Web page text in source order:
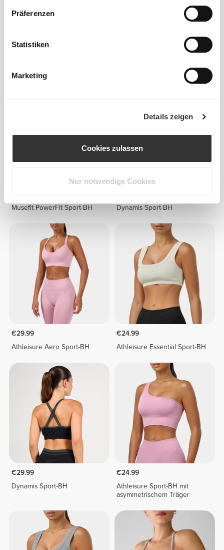
Präferenzen
Statistiken
Marketing
Details zeigen
Cookies zulassen
Nur notwendige Cookies
€24.99
Musefit PowerFit Sport-BH
Dynamis Sport-BH
€29.99
Athleisure Aero Sport-BH
€24.99
Athleisure Essential Sport-BH
€29.99
Dynamis Sport-BH
€24.99
Athleisure Sport-BH mit
asymmetrischem Träger